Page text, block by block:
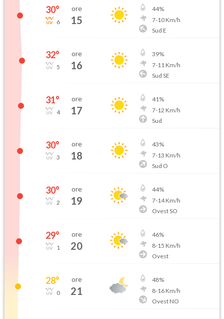
30°
6
ore
15
44%
7-10Km/h
Sud E
32°
5
ore
16
39%
7-11 Km/h
Sud SE
31°
4
ore
17
41%
7-12 Km/h
Sud
30°
3
ore
18
43%
7-13 Km/h
Sud O
30°
2
ore
19
44%
7-14Km/h
Ovest SO
29°
1
ore
20
46%
8-15 Km/h
Ovest
28°
0
ore
21
48%
8-16Km/h
Ovest NO